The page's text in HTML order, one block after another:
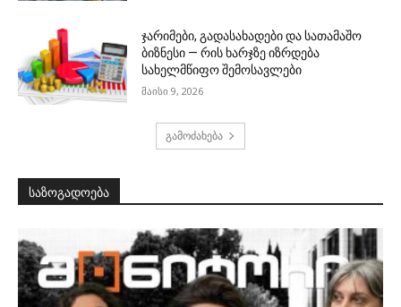
ჯარიმები, გადასახადები და სათამაშო
ბიზნესი — რის ხარჯზე იზრდება
სახელმწიფო შემოსავლები
მაისი 9, 2026
გამოძახება
საზოგადოება